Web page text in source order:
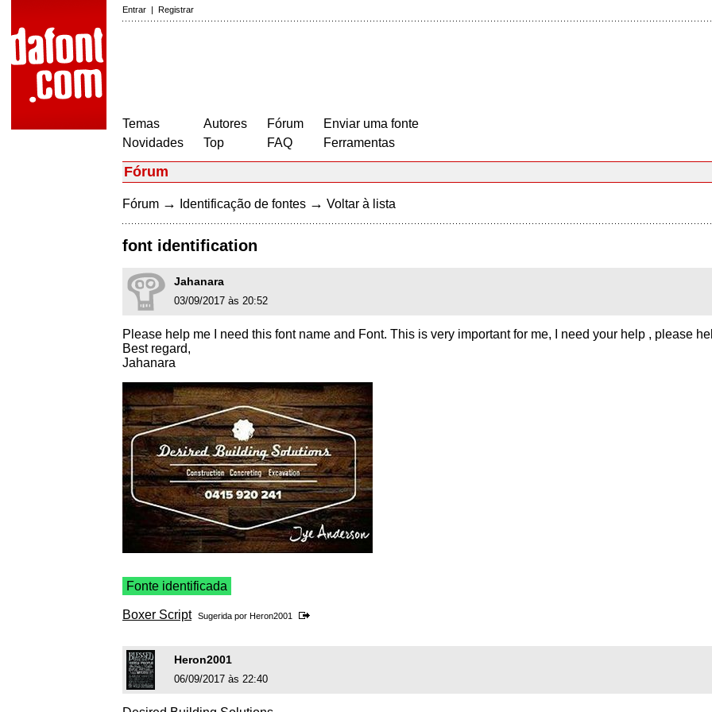
Entrar | Registrar
Temas
Novidades
Autores
Top
Fórum
FAQ
Enviar uma fonte
Ferramentas
Fórum
Fórum → Identificação de fontes → Voltar à lista
font identification
Jahanara
03/09/2017 às 20:52
Please help me I need this font name and Font. This is very important for me, I need your help , please
Best regard,
Jahanara
Fonte identificada
Boxer Script Sugerida por Heron2001
Heron2001
06/09/2017 às 22:40